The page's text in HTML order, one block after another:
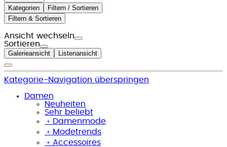
Kategorien
Filtern / Sortieren
Filtern & Sortieren
Ansicht wechseln
Sortieren
Galerieansicht Listenansicht
Kategorie-Navigation überspringen
Damen
Neuheiten
Sehr beliebt
﹢ Damenmode
﹢ Modetrends
﹢ Accessoires